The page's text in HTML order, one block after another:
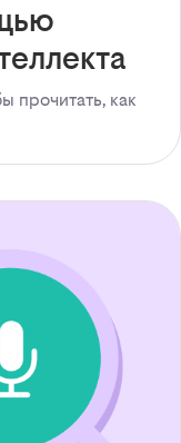
прочитать, как